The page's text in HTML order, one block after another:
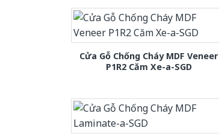
Cửa Gỗ Chống Cháy MDF Veneer
P1R2 Căm Xe-a-SGD